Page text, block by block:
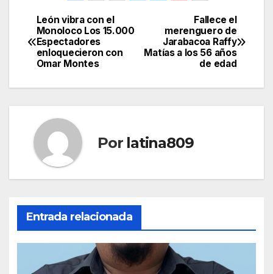
Navegación
de
Fallece el
merenguero de
Jarabacoa Raffy
Matías a los 56 años
de edad
León vibra con el
Monoloco Los 15.000
Espectadores
enloquecieron con
Omar Montes
Por latina809
Entrada relacionada